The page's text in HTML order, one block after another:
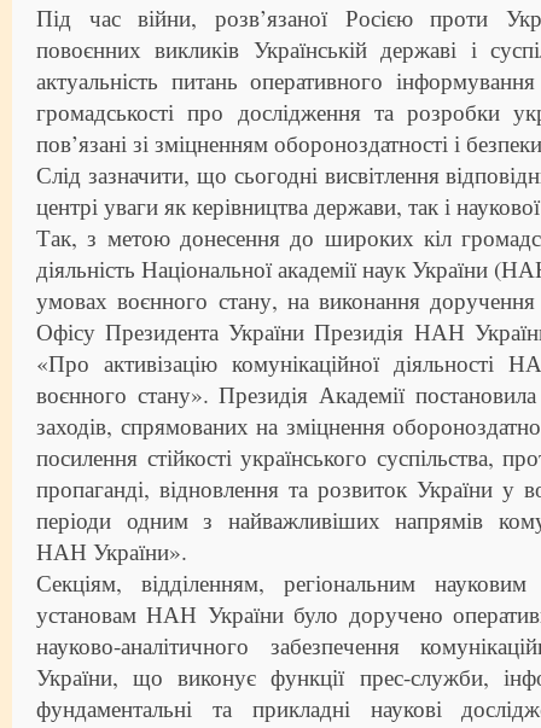
Під час війни, розв’язаної Росією проти
повоєнних викликів Українській державі і
актуальність питань оперативного
громадськості про дослідження та розробки
пов’язані зі зміцненням обороноздатності і
Слід зазначити, що сьогодні висвітлення
центрі уваги як керівництва держави, так і
Так, з метою донесення до широких кіл
діяльність Національної академії наук України
умовах воєнного стану, на виконання доручення
Офісу Президента України Президія НАН
«Про активізацію комунікаційної діяльності
воєнного стану». Президія Академії
заходів, спрямованих на зміцнення
посилення стійкості українського суспільства,
пропаганді, відновлення та розвиток України у
періоди одним з найважливіших напрямів
НАН України».
Секціям, відділенням, регіональним
установам НАН України було доручено
науково-аналітичного забезпечення
України, що виконує функції прес-служби,
фундаментальні та прикладні наукові